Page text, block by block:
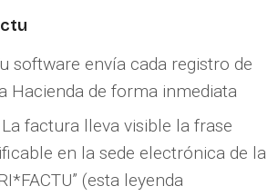
software envía cada registro de
Hacienda de forma inmediata
La factura lleva visible la frase
en la sede electrónica de la
(esta leyenda